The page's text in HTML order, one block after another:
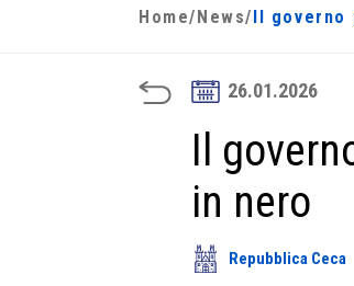
Home/ News/ Il
26.01.2026
Il
in nero
Repubblica Ceca